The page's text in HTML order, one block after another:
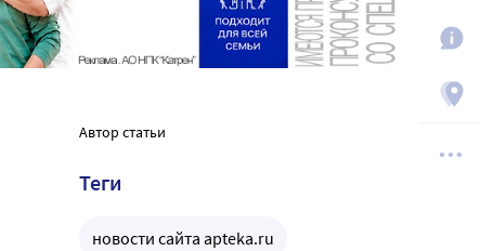
Автор статьи
Теги
новости сайта apteka.ru